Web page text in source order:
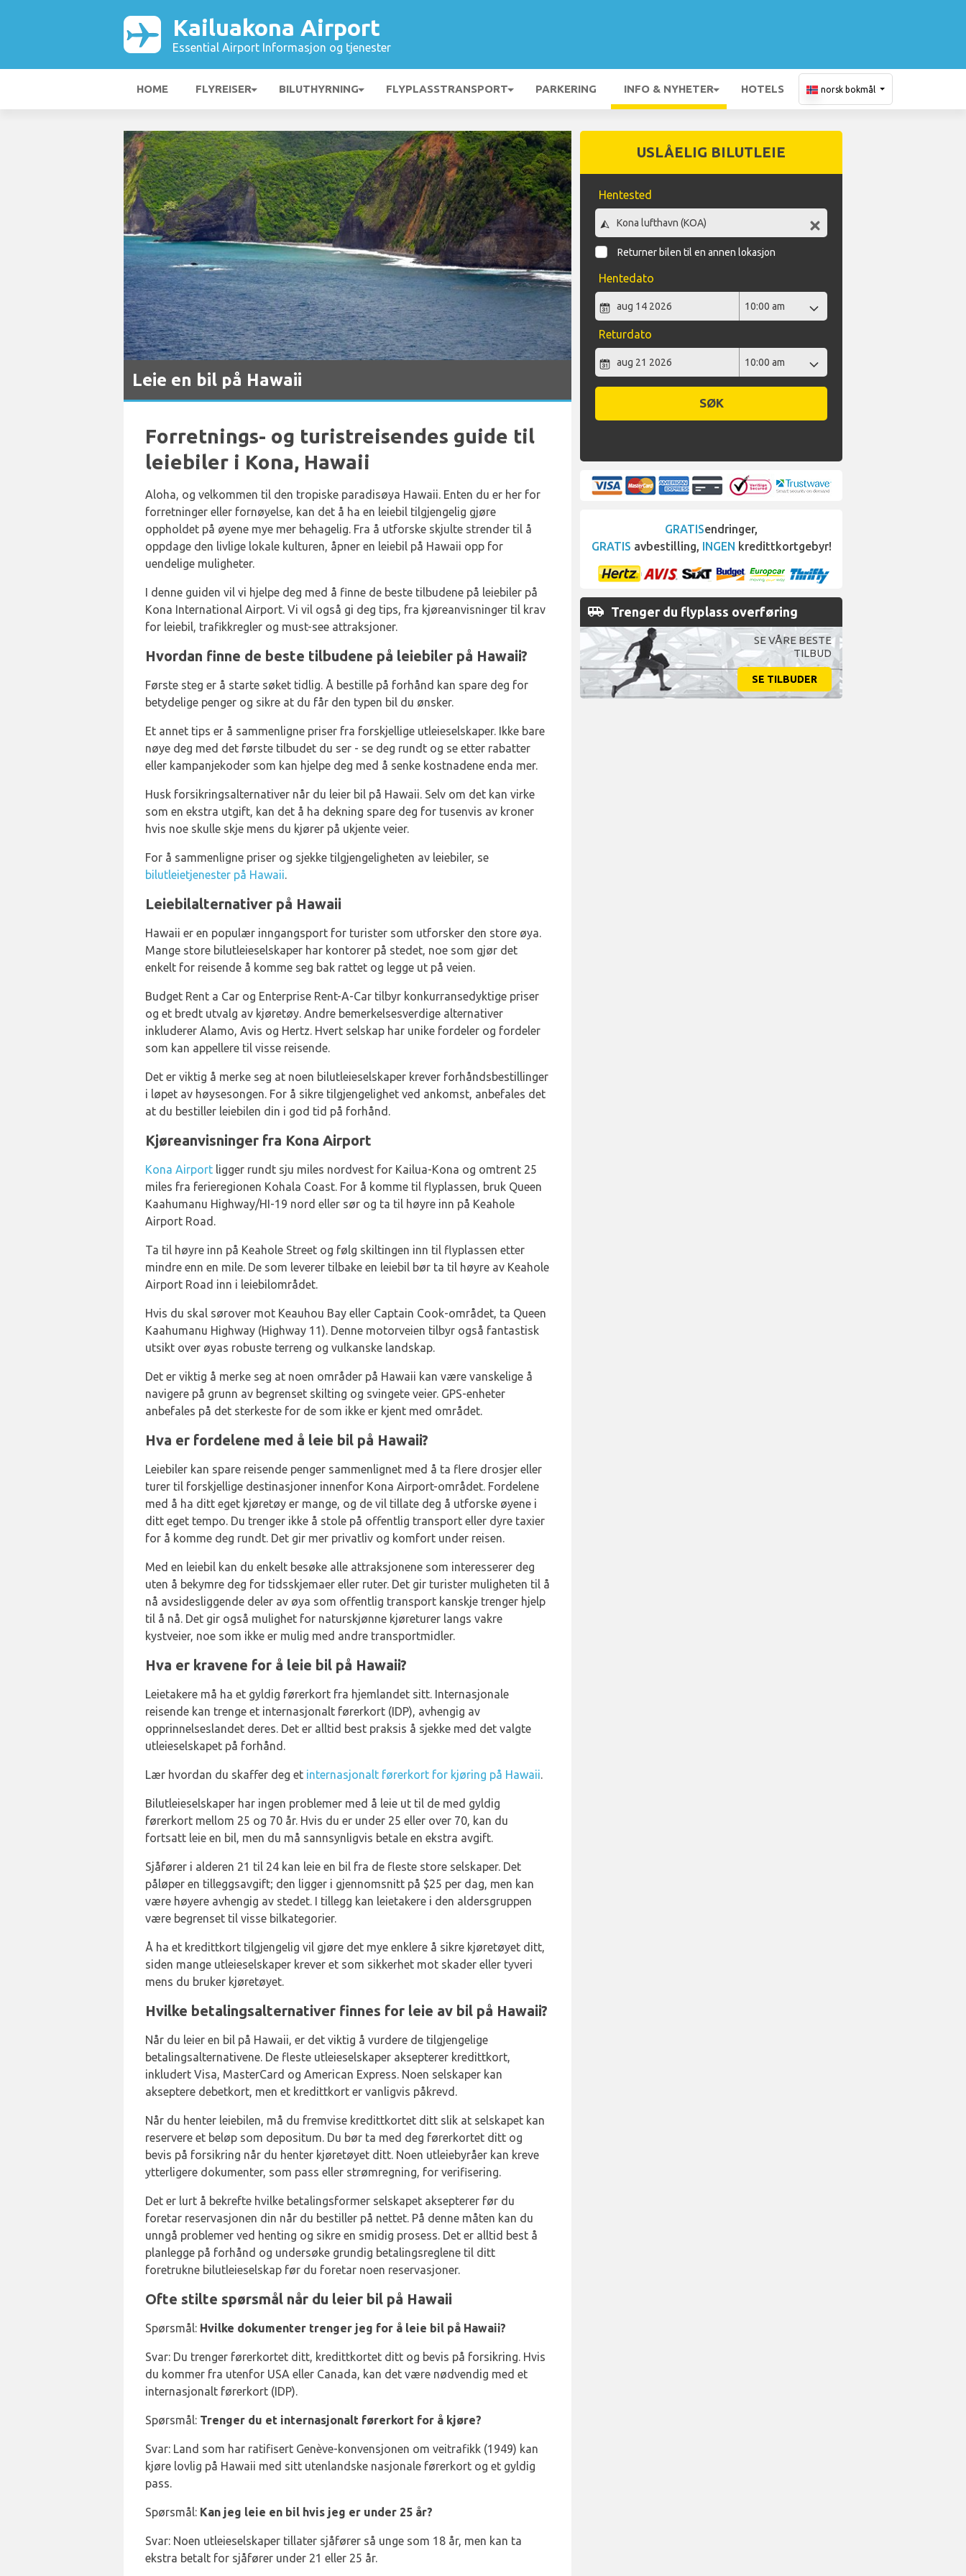
Kailuakona Airport
Essential Airport Informasjon og tjenester
HOME FLYREISER BILUTHYRNING FLYPLASSTRANSPORT PARKERING INFO & NYHETER HOTELS norsk bokmål
Leie en bil på Hawaii
Forretnings- og turistreisendes guide til
leiebiler i Kona, Hawaii
Aloha, og velkommen til den tropiske paradisøya Hawaii. Enten du er her for
forretninger eller fornøyelse, kan det å ha en leiebil tilgjengelig gjøre
oppholdet på øyene mye mer behagelig. Fra å utforske skjulte strender til å
oppdage den livlige lokale kulturen, åpner en leiebil på Hawaii opp for
uendelige muligheter.
I denne guiden vil vi hjelpe deg med å finne de beste tilbudene på leiebiler på
Kona International Airport. Vi vil også gi deg tips, fra kjøreanvisninger til krav
for leiebil, trafikkregler og must-see attraksjoner.
Hvordan finne de beste tilbudene på leiebiler på Hawaii?
Første steg er å starte søket tidlig. Å bestille på forhånd kan spare deg for
betydelige penger og sikre at du får den typen bil du ønsker.
Et annet tips er å sammenligne priser fra forskjellige utleieselskaper. Ikke bare
nøye deg med det første tilbudet du ser - se deg rundt og se etter rabatter
eller kampanjekoder som kan hjelpe deg med å senke kostnadene enda mer.
Husk forsikringsalternativer når du leier bil på Hawaii. Selv om det kan virke
som en ekstra utgift, kan det å ha dekning spare deg for tusenvis av kroner
hvis noe skulle skje mens du kjører på ukjente veier.
For å sammenligne priser og sjekke tilgjengeligheten av leiebiler, se
bilutleietjenester på Hawaii.
Leiebilalternativer på Hawaii
Hawaii er en populær inngangsport for turister som utforsker den store øya.
Mange store bilutleieselskaper har kontorer på stedet, noe som gjør det
enkelt for reisende å komme seg bak rattet og legge ut på veien.
Budget Rent a Car og Enterprise Rent-A-Car tilbyr konkurransedyktige priser
og et bredt utvalg av kjøretøy. Andre bemerkelsesverdige alternativer
inkluderer Alamo, Avis og Hertz. Hvert selskap har unike fordeler og fordeler
som kan appellere til visse reisende.
Det er viktig å merke seg at noen bilutleieselskaper krever forhåndsbestillinger
i løpet av høysesongen. For å sikre tilgjengelighet ved ankomst, anbefales det
at du bestiller leiebilen din i god tid på forhånd.
Kjøreanvisninger fra Kona Airport
Kona Airport ligger rundt sju miles nordvest for Kailua-Kona og omtrent 25
miles fra ferieregionen Kohala Coast. For å komme til flyplassen, bruk Queen
Kaahumanu Highway/HI-19 nord eller sør og ta til høyre inn på Keahole
Airport Road.
Ta til høyre inn på Keahole Street og følg skiltingen inn til flyplassen etter
mindre enn en mile. De som leverer tilbake en leiebil bør ta til høyre av Keahole
Airport Road inn i leiebilområdet.
Hvis du skal sørover mot Keauhou Bay eller Captain Cook-området, ta Queen
Kaahumanu Highway (Highway 11). Denne motorveien tilbyr også fantastisk
utsikt over øyas robuste terreng og vulkanske landskap.
Det er viktig å merke seg at noen områder på Hawaii kan være vanskelige å
navigere på grunn av begrenset skilting og svingete veier. GPS-enheter
anbefales på det sterkeste for de som ikke er kjent med området.
Hva er fordelene med å leie bil på Hawaii?
Leiebiler kan spare reisende penger sammenlignet med å ta flere drosjer eller
turer til forskjellige destinasjoner innenfor Kona Airport-området. Fordelene
med å ha ditt eget kjøretøy er mange, og de vil tillate deg å utforske øyene i
ditt eget tempo. Du trenger ikke å stole på offentlig transport eller dyre taxier
for å komme deg rundt. Det gir mer privatliv og komfort under reisen.
Med en leiebil kan du enkelt besøke alle attraksjonene som interesserer deg
uten å bekymre deg for tidsskjemaer eller ruter. Det gir turister muligheten til å
nå avsidesliggende deler av øya som offentlig transport kanskje trenger hjelp
til å nå. Det gir også mulighet for naturskjønne kjøreturer langs vakre
kystveier, noe som ikke er mulig med andre transportmidler.
Hva er kravene for å leie bil på Hawaii?
Leietakere må ha et gyldig førerkort fra hjemlandet sitt. Internasjonale
reisende kan trenge et internasjonalt førerkort (IDP), avhengig av
opprinnelseslandet deres. Det er alltid best praksis å sjekke med det valgte
utleieselskapet på forhånd.
Lær hvordan du skaffer deg et internasjonalt førerkort for kjøring på Hawaii.
Bilutleieselskaper har ingen problemer med å leie ut til de med gyldig
førerkort mellom 25 og 70 år. Hvis du er under 25 eller over 70, kan du
fortsatt leie en bil, men du må sannsynligvis betale en ekstra avgift.
Sjåfører i alderen 21 til 24 kan leie en bil fra de fleste store selskaper. Det
påløper en tilleggsavgift; den ligger i gjennomsnitt på $25 per dag, men kan
være høyere avhengig av stedet. I tillegg kan leietakere i den aldersgruppen
være begrenset til visse bilkategorier.
Å ha et kredittkort tilgjengelig vil gjøre det mye enklere å sikre kjøretøyet ditt,
siden mange utleieselskaper krever et som sikkerhet mot skader eller tyveri
mens du bruker kjøretøyet.
Hvilke betalingsalternativer finnes for leie av bil på Hawaii?
Når du leier en bil på Hawaii, er det viktig å vurdere de tilgjengelige
betalingsalternativene. De fleste utleieselskaper aksepterer kredittkort,
inkludert Visa, MasterCard og American Express. Noen selskaper kan
akseptere debetkort, men et kredittkort er vanligvis påkrevd.
Når du henter leiebilen, må du fremvise kredittkortet ditt slik at selskapet kan
reservere et beløp som depositum. Du bør ta med deg førerkortet ditt og
bevis på forsikring når du henter kjøretøyet ditt. Noen utleiebyråer kan kreve
ytterligere dokumenter, som pass eller strømregning, for verifisering.
Det er lurt å bekrefte hvilke betalingsformer selskapet aksepterer før du
foretar reservasjonen din når du bestiller på nettet. På denne måten kan du
unngå problemer ved henting og sikre en smidig prosess. Det er alltid best å
planlegge på forhånd og undersøke grundig betalingsreglene til ditt
foretrukne bilutleieselskap før du foretar noen reservasjoner.
Ofte stilte spørsmål når du leier bil på Hawaii
Spørsmål: Hvilke dokumenter trenger jeg for å leie bil på Hawaii?
Svar: Du trenger førerkortet ditt, kredittkortet ditt og bevis på forsikring. Hvis
du kommer fra utenfor USA eller Canada, kan det være nødvendig med et
internasjonalt førerkort (IDP).
Spørsmål: Trenger du et internasjonalt førerkort for å kjøre?
Svar: Land som har ratifisert Genève-konvensjonen om veitrafikk (1949) kan
kjøre lovlig på Hawaii med sitt utenlandske nasjonale førerkort og et gyldig
pass.
Spørsmål: Kan jeg leie en bil hvis jeg er under 25 år?
Svar: Noen utleieselskaper tillater sjåfører så unge som 18 år, men kan ta
ekstra betalt for sjåfører under 21 eller 25 år.
USLÅELIG BILUTLEIE
Hentested
Returner bilen til en annen lokasjon
Hentedato
Returdato
SØK
GRATISendringer,
GRATIS avbestilling, INGEN kredittkortgebyr!
airport_shuttle Trenger du flyplass overføring
SE VÅRE BESTE
TILBUD
SE TILBUDER